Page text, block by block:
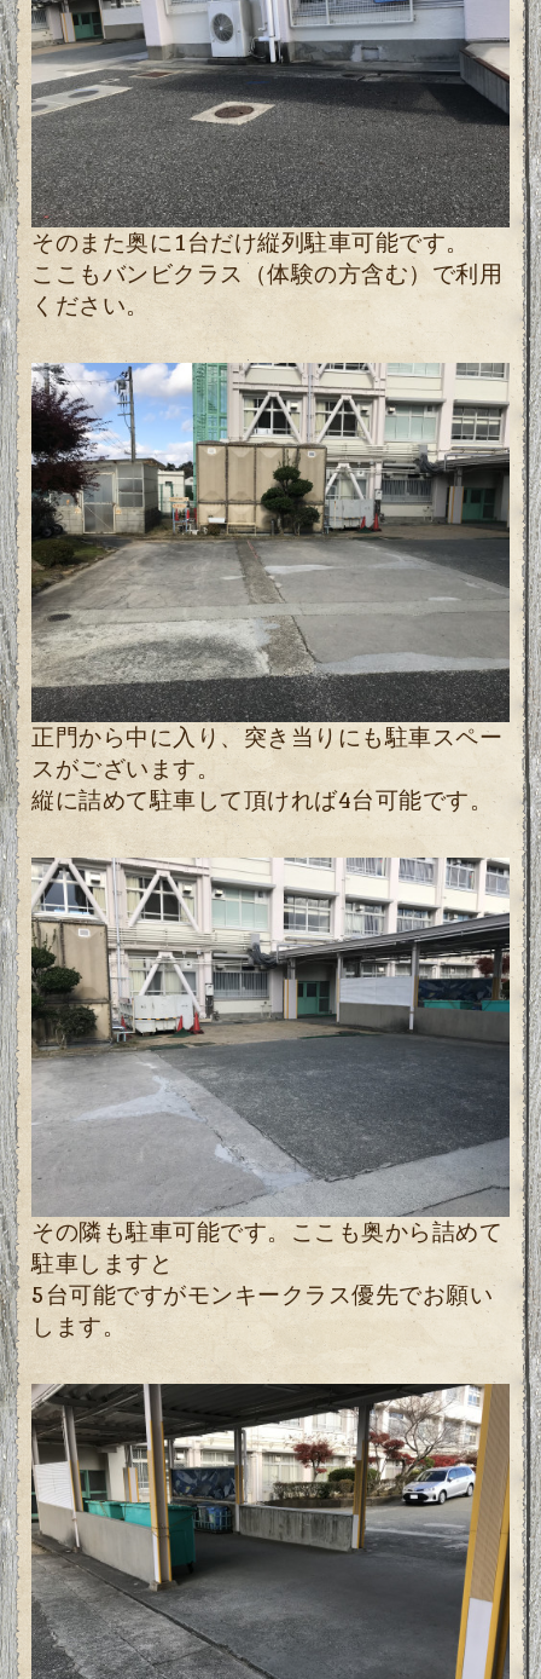
そのまた奥に1台だけ縦列駐車可能です。
ここもバンビクラス（体験の方含む）で利用
ください。
正門から中に入り、突き当りにも駐車スペー
スがございます。
縦に詰めて駐車して頂ければ4台可能です。
その隣も駐車可能です。ここも奥から詰めて
駐車しますと
5台可能ですがモンキークラス優先でお願い
します。